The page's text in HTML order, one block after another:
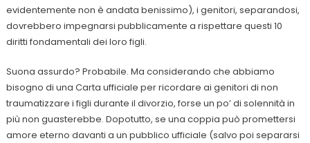
evidentemente non è andata benissimo), i genitori, separandosi,
dovrebbero impegnarsi pubblicamente a rispettare questi 10
diritti fondamentali dei loro figli.
Suona assurdo? Probabile. Ma considerando che abbiamo
bisogno di una Carta ufficiale per ricordare ai genitori di non
traumatizzare i figli durante il divorzio, forse un po’ di solennità in
più non guasterebbe. Dopotutto, se una coppia può promettersi
amore eterno davanti a un pubblico ufficiale (salvo poi separarsi